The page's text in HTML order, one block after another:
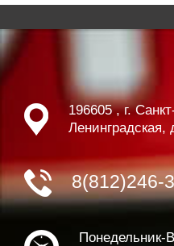
196605 , г.
8(812)246-
Понедельник-